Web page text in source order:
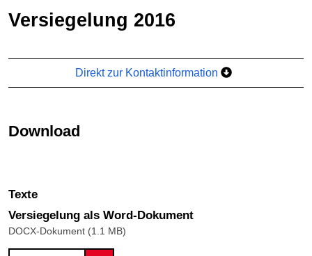
Versiegelung 2016
Direkt zur Kontaktinformation
Download
Texte
Versiegelung als Word-Dokument
DOCX-Dokument (1.1 MB)